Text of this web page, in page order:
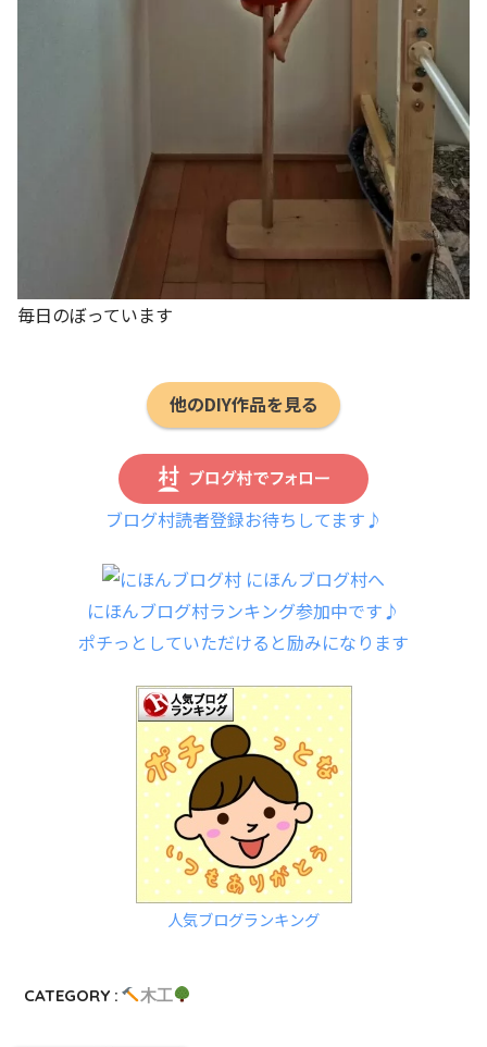
毎日のぼっています
他のDIY作品を見る
ブログ村読者登録お待ちしてます♪
にほんブログ村ランキング参加中です♪
ポチっとしていただけると励みになります
人気ブログランキング
CATEGORY : 木工